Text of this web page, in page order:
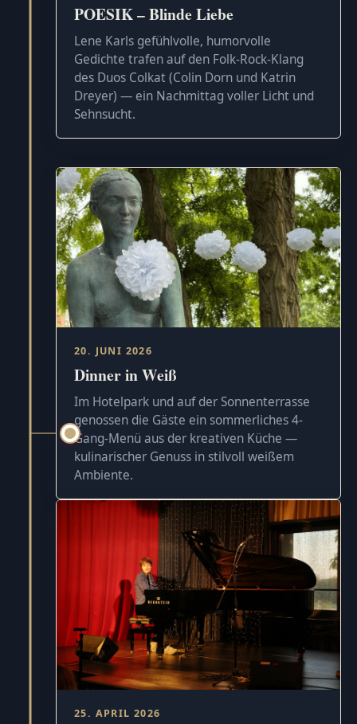
POESIK – Blinde Liebe
Lene Karls gefühlvolle, humorvolle
Gedichte trafen auf den Folk-Rock-Klang
des Duos Colkat (Colin Dorn und Katrin
Dreyer) — ein Nachmittag voller Licht und
Sehnsucht.
20. JUNI 2026
Dinner in Weiß
Im Hotelpark und auf der Sonnenterrasse
genossen die Gäste ein sommerliches 4-
Gang-Menü aus der kreativen Küche —
kulinarischer Genuss in stilvoll weißem
Ambiente.
25. APRIL 2026